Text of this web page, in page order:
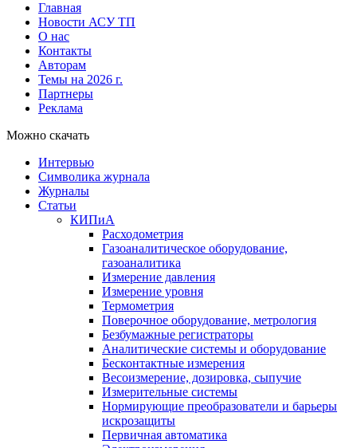
Главная
Новости АСУ ТП
О нас
Контакты
Авторам
Темы на 2026 г.
Партнеры
Реклама
Можно скачать
Интервью
Символика журнала
Журналы
Статьи
КИПиА
Расходометрия
Газоаналитическое оборудование,
газоаналитика
Измерение давления
Измерение уровня
Термометрия
Поверочное оборудование, метрология
Безбумажные регистраторы
Аналитические системы и оборудование
Бесконтактные измерения
Весоизмерение, дозировка, сыпучие
Измерительные системы
Нормирующие преобразователи и барьеры
искрозащиты
Первичная автоматика